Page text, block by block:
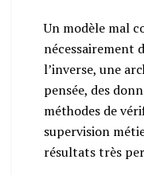
Un modèle mal
nécessairement
l’inverse, une
pensée, des
méthodes de
supervision
résultats très